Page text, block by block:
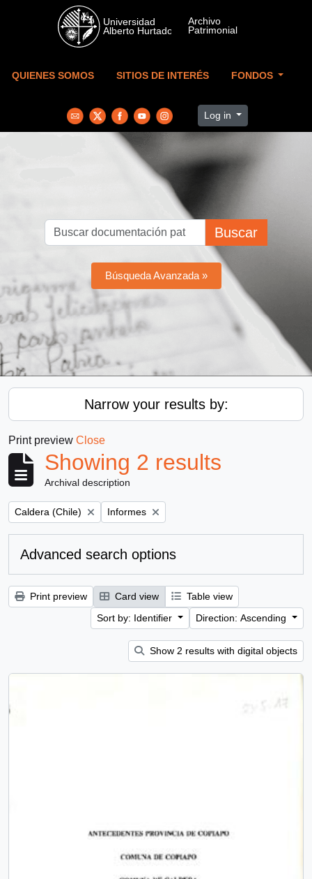
Skip to main content
QUIENES SOMOS SITIOS DE INTERÉS FONDOS
Log in
Buscar
Búsqueda Avanzada »
Narrow your results by:
Print preview Close
Showing 2 results
Archival description
Remove filter:
Caldera (Chile) Remove filter:
Informes
Advanced search options
Print preview Card view
Table view
Sort by: Identifier
Direction: Ascending
Show 2 results with digital objects